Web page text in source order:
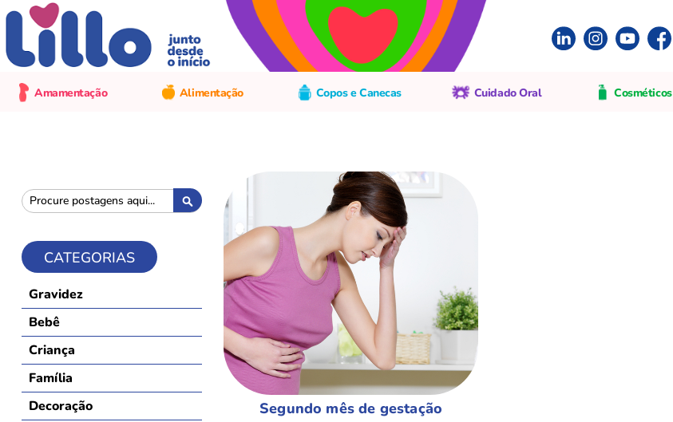
Amamentação Alimentação Copos e Canecas Cuidado Oral Cosméticos
Segundo mês de gestação
Pesquisa
CATEGORIAS
Gravidez
Bebê
Criança
Família
Decoração